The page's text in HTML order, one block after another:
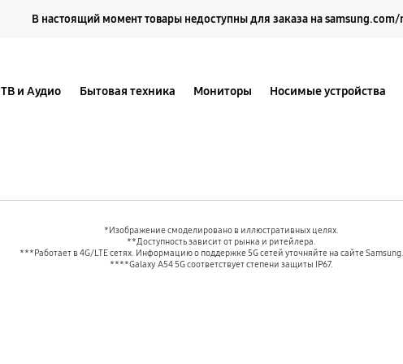
В настоящий момент товары недоступны для заказа на samsung.com/
ТВ и Аудио Бытовая техника Мониторы Носимые устройства
*Изображение смоделировано в иллюстративных целях.
**Доступность зависит от рынка и ритейлера.
***Работает в 4G/LTE сетях. Информацию о поддержке 5G сетей уточняйте на сайте
****Galaxy A54 5G соответствует степени защиты IP67.